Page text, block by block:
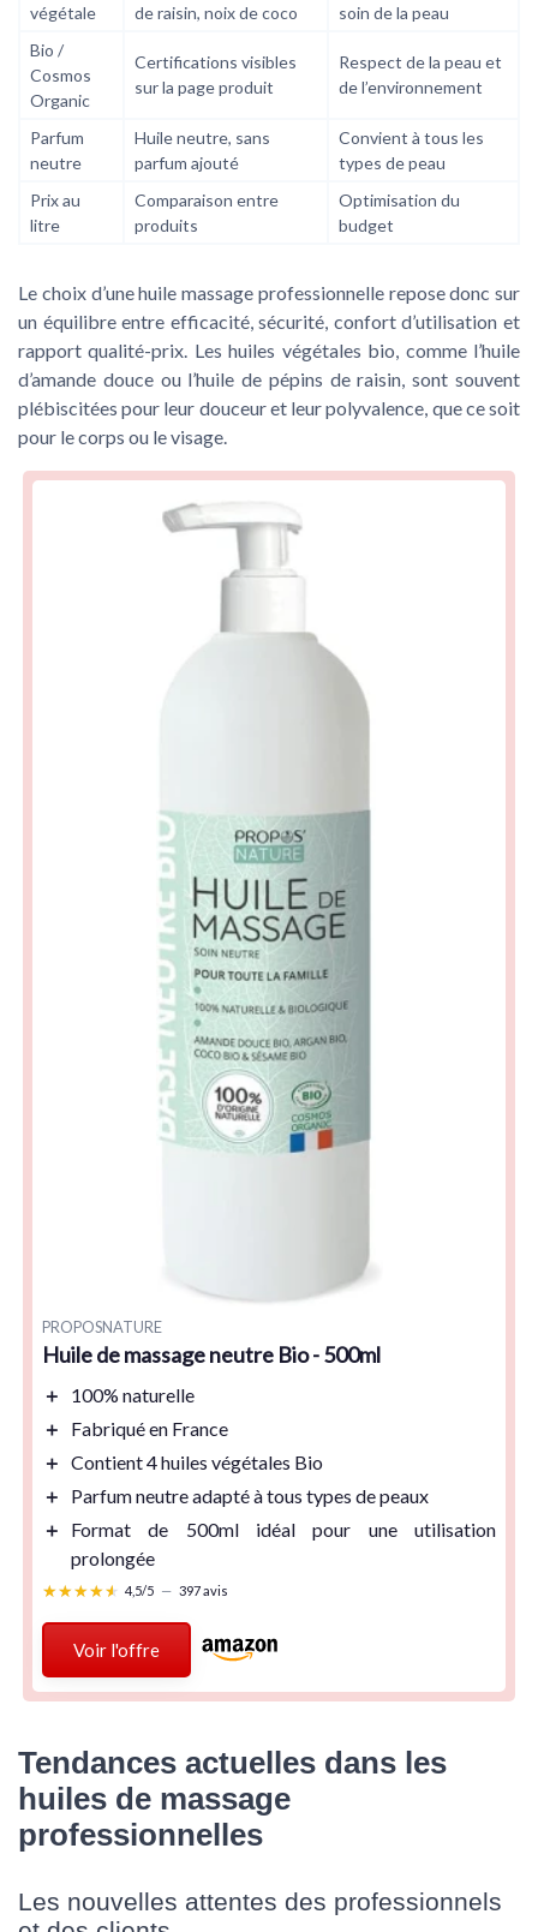
végétale
de raisin, noix de coco
soin de la peau
Bio /
Cosmos
Organic
Certifications visibles
sur la page produit
Respect de la peau et
de l’environnement
Parfum
neutre
Huile neutre, sans
parfum ajouté
Convient à tous les
types de peau
Prix au
litre
Comparaison entre
produits
Optimisation du
budget
Le choix d’une huile massage professionnelle repose donc sur
un équilibre entre efficacité, sécurité, confort d’utilisation et
rapport qualité-prix. Les huiles végétales bio, comme l’huile
d’amande douce ou l’huile de pépins de raisin, sont souvent
plébiscitées pour leur douceur et leur polyvalence, que ce soit
pour le corps ou le visage.
PROPOSNATURE
Huile de massage neutre Bio - 500ml
＋
100% naturelle
＋
Fabriqué en France
＋ Contient4 huiles végétales Bio
＋
Parfum neutre adapté à tous types de peaux
＋
Format de 500mlidéal pour une utilisation
prolongée
★★★★★
★★★★★ 4,5/5 — 397 avis
Voir l'offre
Tendances actuelles dans les
huiles de massage
professionnelles
Les nouvelles attentes des professionnels